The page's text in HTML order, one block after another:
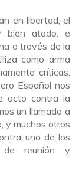
en libertad, el
bien atado, e
a través de la
como arma
críticas.
Español nos
acto contra la
un llamado a
y muchos otros
uno de los
de reunión y